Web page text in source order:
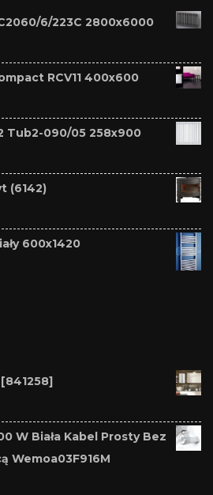
6/223C 2800x6000
RCV11 400x600
Tub2-090/05 258x900
(6142)
600x1420
W Biała Kabel Prosty Bez
Wemoa03F916M